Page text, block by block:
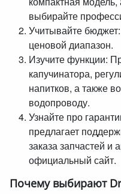
выбирайте
Учитывайте
ценовой диапазон.
Изучите функции:
капучинатора,
напитков, а также
водопроводу.
Узнайте про
предлагает
заказа запчастей и
официальный сайт.
Почему выбирают